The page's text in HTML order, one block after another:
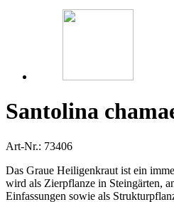
Santolina
Art-Nr.: 73406
Das Graue Heiligenkraut ist ein
wird als Zierpflanze in Steingärten,
Einfassungen sowie als